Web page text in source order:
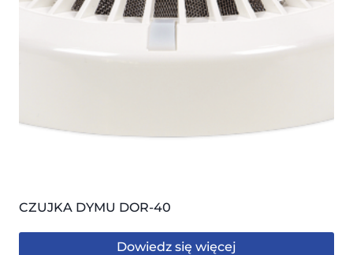
CZUJKA DYMU DOR-40
Dowiedz się więcej